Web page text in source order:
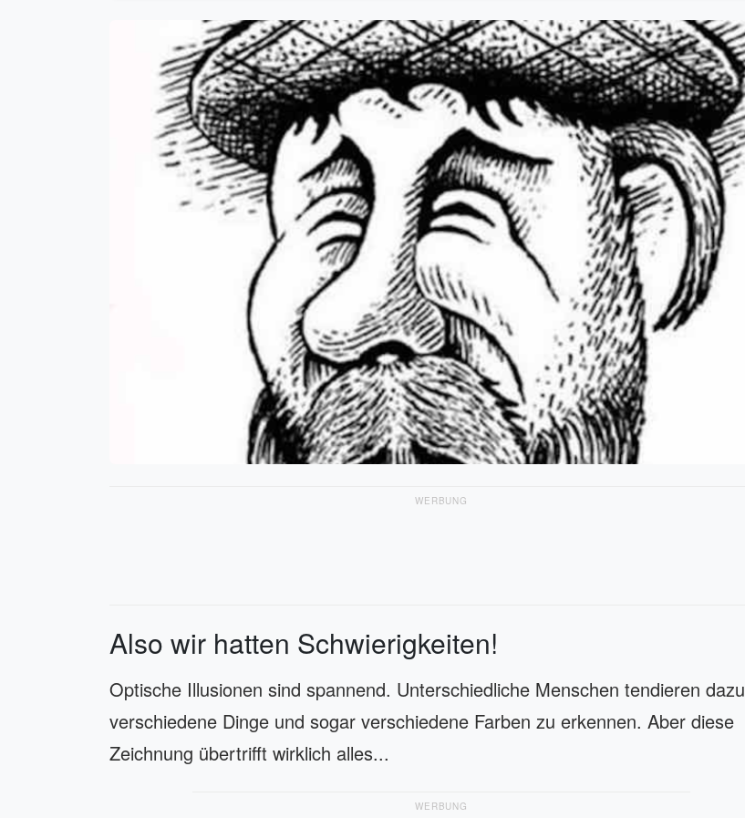
WERBUNG
Also wir hatten Schwierigkeiten!
Optische Illusionen sind spannend. Unterschiedliche Menschen tendieren dazu
verschiedene Dinge und sogar verschiedene Farben zu erkennen. Aber diese
Zeichnung übertrifft wirklich alles...
WERBUNG